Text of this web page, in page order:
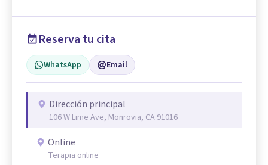
Reserva tu cita
WhatsApp Email
Dirección principal
106 W Lime Ave, Monrovia, CA 91016
Online
Terapia online